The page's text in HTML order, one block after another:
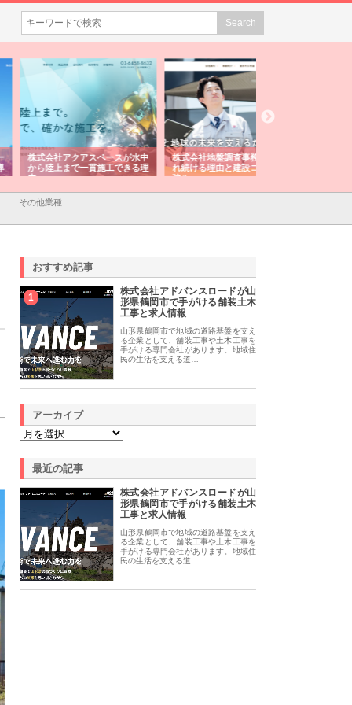
社アクアスペースが水中
上まで一貫施工できる理
株式会社地盤調査事務所が選ば
れ続ける理由と建設コンサルの
強み
その他業種
おすすめ記事
1
株式会社アドバンスロードが山
形県鶴岡市で手がける舗装土木
工事と求人情報
山形県鶴岡市で地域の道路基盤を支え
る企業として、舗装工事や土木工事を
手がける専門会社があります。地域住
民の生活を支える道…
アーカイブ
最近の記事
株式会社アドバンスロードが山
形県鶴岡市で手がける舗装土木
工事と求人情報
山形県鶴岡市で地域の道路基盤を支え
る企業として、舗装工事や土木工事を
手がける専門会社があります。地域住
民の生活を支える道…